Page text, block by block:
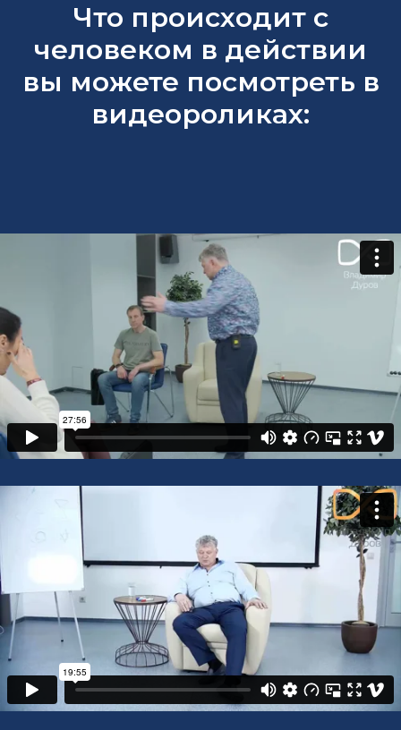
Что происходит с
человеком в действии
вы можете посмотреть в
видеороликах: